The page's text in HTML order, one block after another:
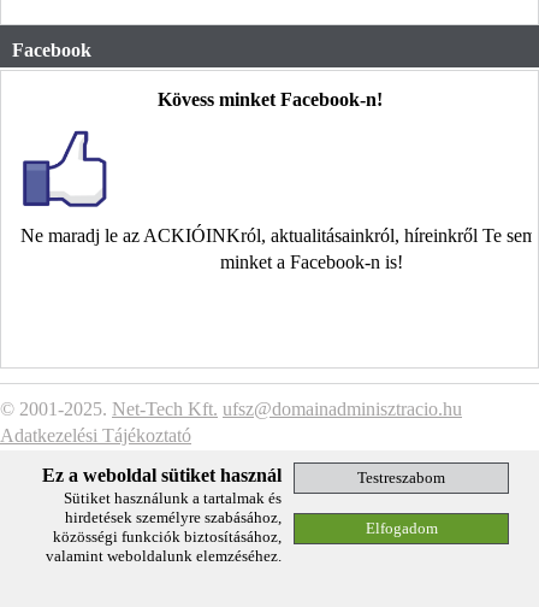
Facebook
Kövess minket Facebook-n!
Ne maradj le az ACKIÓINKról, aktualitásainkról, híreinkről Te
minket a Facebook-n is!
© 2001-2025. Net-Tech Kft. ufsz@domainadminisztracio.hu
Adatkezelési Tájékoztató
Ez a weboldal sütiket használ
Sütiket használunk a tartalmak és
hirdetések személyre szabásához,
közösségi funkciók biztosításához,
valamint weboldalunk elemzéséhez.